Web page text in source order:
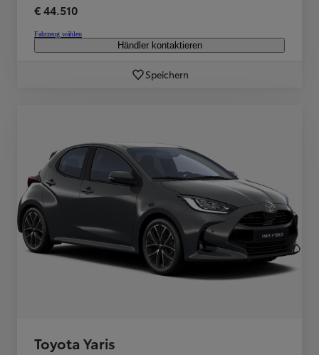
€ 44.510
Fahrzeug wählen
Händler kontaktieren
Speichern
Toyota Yaris